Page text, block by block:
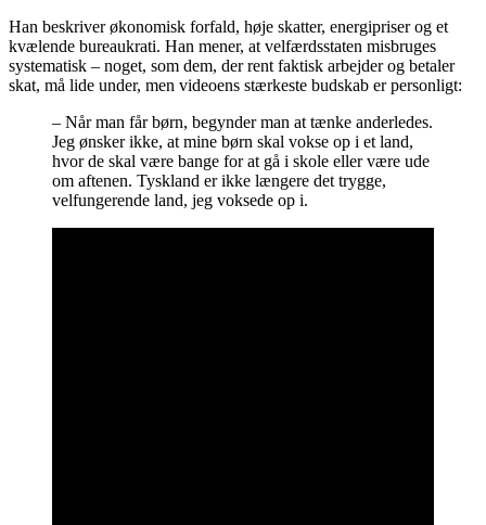
Han beskriver økonomisk forfald, høje skatter, energipriser og et
kvælende bureaukrati. Han mener, at velfærdsstaten misbruges
systematisk – noget, som dem, der rent faktisk arbejder og betaler
skat, må lide under, men videoens stærkeste budskab er personligt:
– Når man får børn, begynder man at tænke anderledes.
Jeg ønsker ikke, at mine børn skal vokse op i et land,
hvor de skal være bange for at gå i skole eller være ude
om aftenen. Tyskland er ikke længere det trygge,
velfungerende land, jeg voksede op i.